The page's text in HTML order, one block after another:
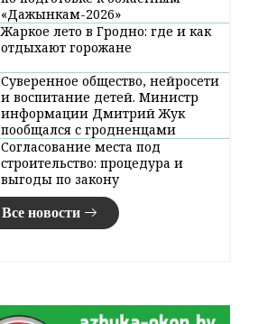
«Дажынкам-2026»
Жаркое лето в Гродно: где и как
отдыхают горожане
Суверенное общество, нейросети
и воспитание детей. Министр
информации Дмитрий Жук
пообщался с гродненцами
Согласование места под
строительство: процедура и
выгоды по закону
Все новости